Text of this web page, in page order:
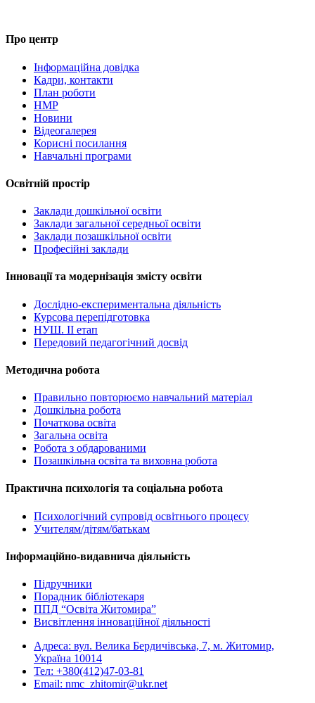
Про центр
Інформаційна довідка
Кадри, контакти
План роботи
НМР
Новини
Відеогалерея
Корисні посилання
Навчальні програми
Освітній простір
Заклади дошкільної освіти
Заклади загальної середньої освіти
Заклади позашкільної освіти
Професійні заклади
Інновації та модернізація змісту освіти
Дослідно-експериментальна діяльність
Курсова перепідготовка
НУШ. ІІ етап
Передовий педагогічний досвід
Методична робота
Правильно повторюємо навчальний матеріал
Дошкільна робота
Початкова освіта
Загальна освіта
Робота з обдарованими
Позашкільна освіта та виховна робота
Практична психологія та соціальна робота
Психологічний супровід освітнього процесу
Учителям/дітям/батькам
Інформаційно-видавнича діяльність
Підручники
Порадник бібліотекаря
ППД “Освіта Житомира”
Висвітлення інноваційної діяльності
Адреса: вул. Велика Бердичівська, 7, м. Житомир,
Україна 10014
Тел: +380(412)47-03-81
Email: nmc_zhitomir@ukr.net